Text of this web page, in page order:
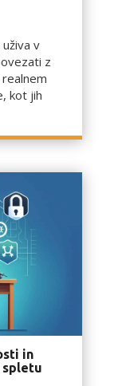
v
z
kot jih
in
spletu